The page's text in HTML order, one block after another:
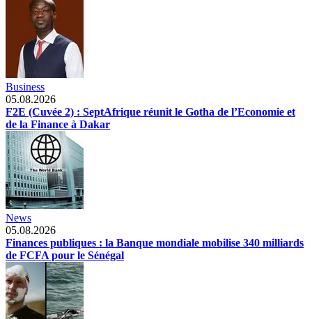
Business
05.08.2026
F2E (Cuvée 2) : SeptAfrique réunit le Gotha de l’Economie et
de la Finance à Dakar
News
05.08.2026
Finances publiques : la Banque mondiale mobilise 340 milliards
de FCFA pour le Sénégal